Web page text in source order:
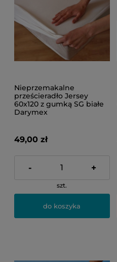
Nieprzemakalne
prześcieradło Jersey
60x120 z gumką SG białe
Darymex
49,00 zł
- +
szt.
do koszyka